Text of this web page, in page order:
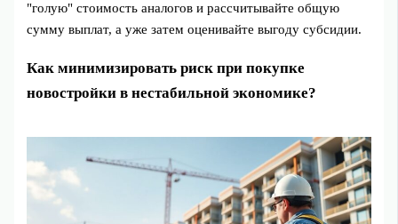
"голую" стоимость аналогов и рассчитывайте общую
сумму выплат, а уже затем оценивайте выгоду субсидии.
Как минимизировать риск при покупке
новостройки в нестабильной экономике?